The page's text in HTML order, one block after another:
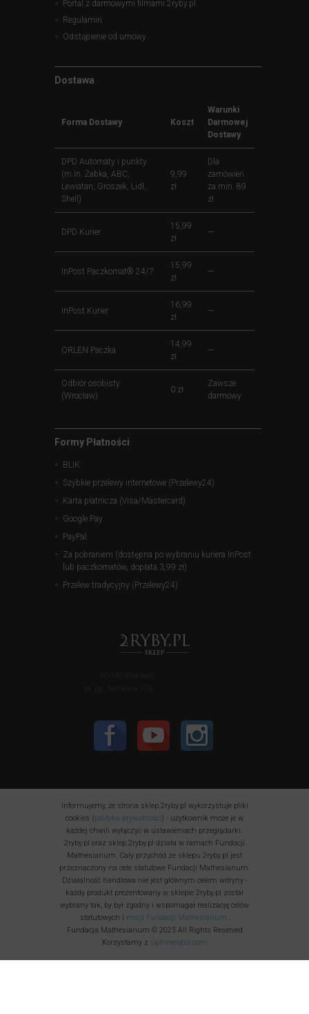
Portal z darmowymi filmami 2ryby.pl
Regulamin
Odstąpienie od umowy
Dostawa
Forma Dostawy Koszt
Warunki
Darmowej
Dostawy
DPD Automaty i punkty
(m.in. Żabka, ABC,
Lewiatan, Groszek, Lidl,
Shell)
9,99
zł
Dla
zamówień
za min. 89
zł
DPD Kurier
15,99
zł
—
InPost Paczkomat® 24/7
15,99
zł
—
InPost Kurier
16,99
zł
—
ORLEN Paczka
14,99
zł
—
Odbiór osobisty
(Wrocław)
0 zł
Zawsze
darmowy
Formy Płatności
BLIK
Szybkie przelewy internetowe (Przelewy24)
Karta płatnicza (Visa/Mastercard)
Google Pay
PayPal
Za pobraniem (dostępna po wybraniu kuriera InPost
lub paczkomatów, dopłata 3,99 zł)
Przelew tradycyjny (Przelewy24)
Informujemy, że strona sklep.2ryby.pl wykorzystuje pliki
cookies (polityka prywatności) - użytkownik może je w
każdej chwili wyłączyć w ustawieniach przeglądarki.
2ryby.pl oraz sklep.2ryby.pl działa w ramach Fundacji
Mathesianum. Cały przychód ze sklepu 2ryby.pl jest
przeznaczony na cele statutowe Fundacji Mathesianum.
Działalność handlowa nie jest głównym celem witryny -
każdy produkt prezentowany w sklepie 2ryby.pl został
wybrany tak, by był zgodny i wspomagał realizację celów
statutowych i misji Fundacji Mathesianum.
Fundacja Mathesianum © 2025 All Rights Reserved
Korzystamy z uptimerobot.com